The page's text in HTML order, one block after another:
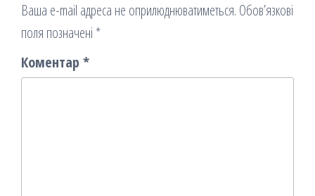
Ваша e-mail адреса не оприлюднюватиметься. Обов’язкові
поля позначені *
Коментар *